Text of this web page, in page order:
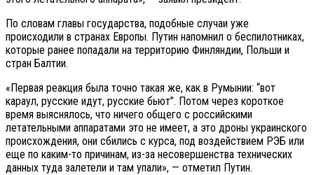
По словам главы государства, подобные случаи уже
происходили в странах Европы. Путин напомнил о беспилотниках,
которые ранее попадали на территорию Финляндии, Польши и
стран Балтии.
«Первая реакция была точно такая же, как в Румынии: “вот
караул, русские идут, русские бьют”. Потом через короткое
время выяснялось, что ничего общего с российскими
летательными аппаратами это не имеет, а это дроны украинского
происхождения, они сбились с курса, под воздействием РЭБ или
еще по каким-то причинам, из-за несовершенства технических
данных туда залетели и там упали», — отметил Путин.